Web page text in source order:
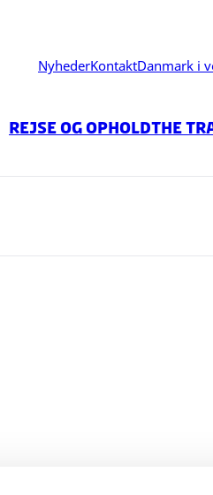
NyhederKontaktDanmark i
Rejse og opholdThe